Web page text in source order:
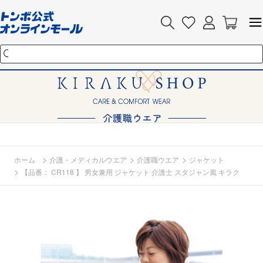
ホーム > 介護・メディカルウエア > 介護職ウエア > ジャケット
> 【品番： CR118 】 男女兼用 ジャケット 介護士 スタジャン風 キラク